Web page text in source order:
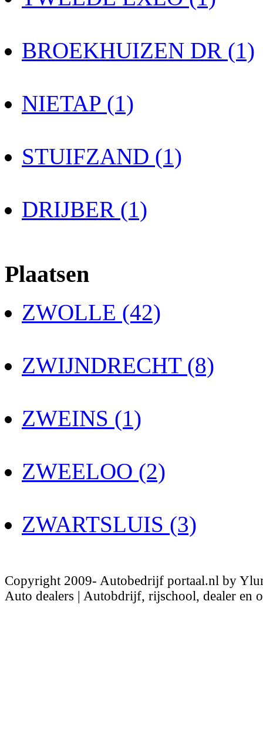
BROEKHUIZEN DR (1)
NIETAP (1)
STUIFZAND (1)
DRIJBER (1)
Plaatsen
ZWOLLE (42)
ZWIJNDRECHT (8)
ZWEINS (1)
ZWEELOO (2)
ZWARTSLUIS (3)
Copyright 2009- Autobedrijf portaal.nl by
Auto dealers | Autobdrijf, rijschool, dealer en